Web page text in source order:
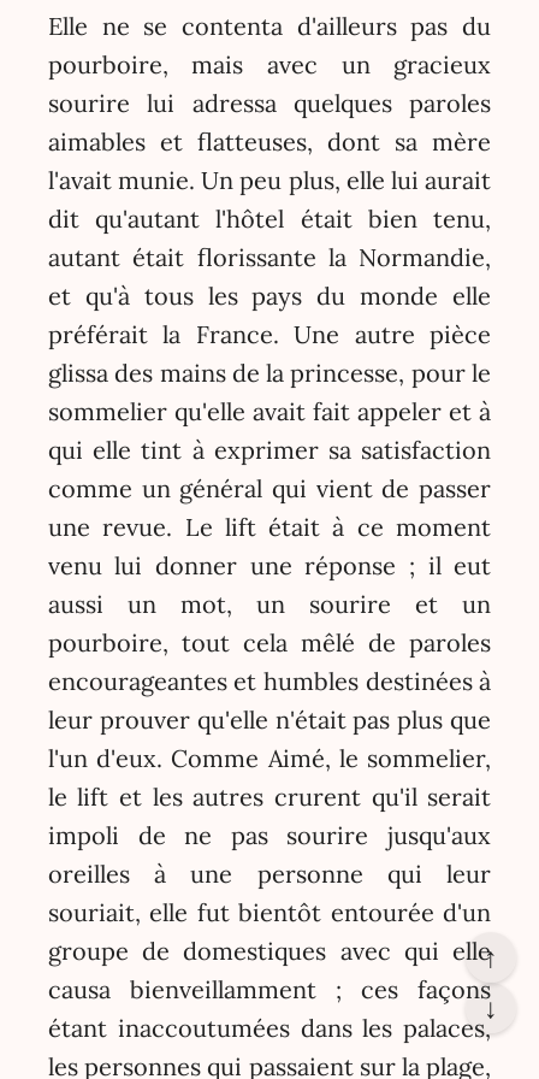
Elle ne se contenta d'ailleurs pas du
pourboire, mais avec un gracieux
sourire lui adressa quelques paroles
aimables et flatteuses, dont sa mère
l'avait munie. Un peu plus, elle lui aurait
dit qu'autant l'hôtel était bien tenu,
autant était florissante la Normandie,
et qu'à tous les pays du monde elle
préférait la France. Une autre pièce
glissa des mains de la princesse, pour le
sommelier qu'elle avait fait appeler et à
qui elle tint à exprimer sa satisfaction
comme un général qui vient de passer
une revue. Le lift était à ce moment
venu lui donner une réponse ; il eut
aussi un mot, un sourire et un
pourboire, tout cela mêlé de paroles
encourageantes et humbles destinées à
leur prouver qu'elle n'était pas plus que
l'un d'eux. Comme Aimé, le sommelier,
le lift et les autres crurent qu'il serait
impoli de ne pas sourire jusqu'aux
oreilles à une personne qui leur
souriait, elle fut bientôt entourée d'un
groupe de domestiques avec qui elle
causa bienveillamment ; ces façons
étant inaccoutumées dans les palaces,
les personnes qui passaient sur la plage,
↑
↓